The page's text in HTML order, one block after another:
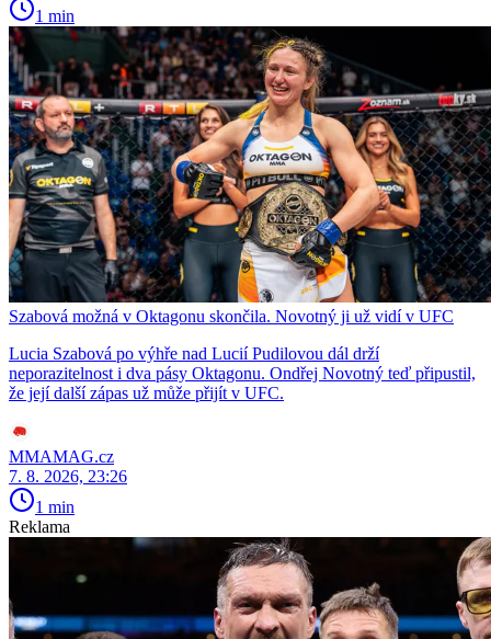
1 min
Szabová možná v Oktagonu skončila. Novotný ji už vidí v UFC
Lucia Szabová po výhře nad Lucií Pudilovou dál drží
neporazitelnost i dva pásy Oktagonu. Ondřej Novotný teď připustil,
že její další zápas už může přijít v UFC.
MMAMAG.cz
7. 8. 2026, 23:26
1 min
Reklama